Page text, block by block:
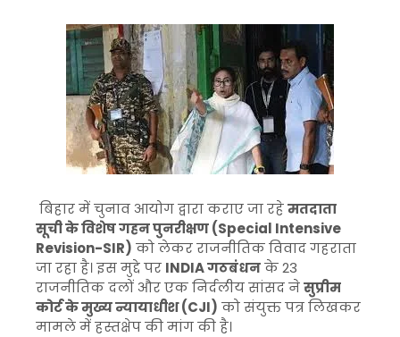
बिहार में चुनाव आयोग द्वारा कराए जा रहेमतदाता
सूची के विशेष गहन पुनरीक्षण (Special Intensive
Revision-SIR) को लेकर राजनीतिक विवाद गहराता
जा रहा है। इस मुद्दे पर INDIA गठबंधनके 23
राजनीतिक दलों और एक निर्दलीय सांसद नेसुप्रीम
कोर्ट के मुख्य न्यायाधीश (CJI) को संयुक्त पत्र लिखकर
मामले में हस्तक्षेप की मांग की है।